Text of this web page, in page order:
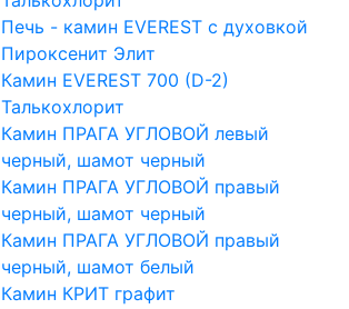
Печь - камин EVEREST с духовкой
Пироксенит Элит
Камин EVEREST 700 (D-2)
Талькохлорит
Камин ПРАГА УГЛОВОЙ левый
черный, шамот черный
Камин ПРАГА УГЛОВОЙ правый
черный, шамот черный
Камин ПРАГА УГЛОВОЙ правый
черный, шамот белый
Камин КРИТ графит